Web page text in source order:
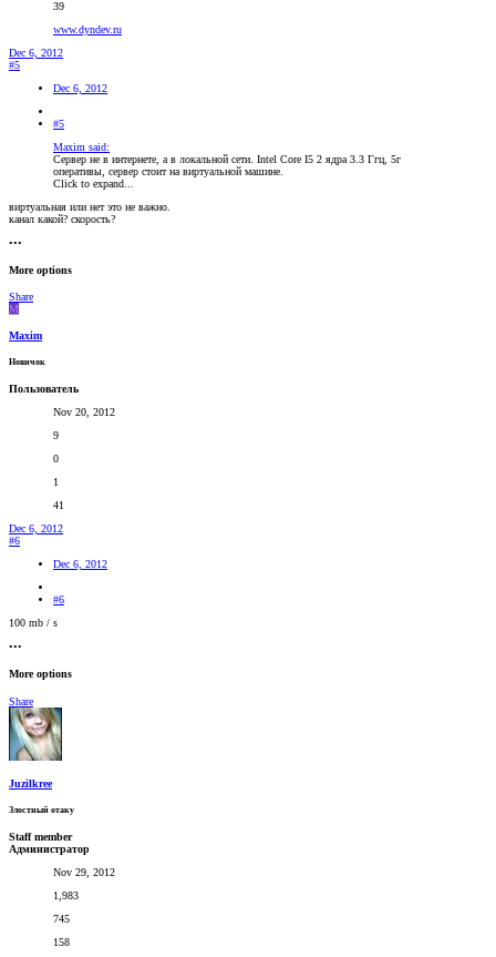
39
www.dyndev.ru
Dec 6, 2012
#5
Dec 6, 2012
#5
Maxim said:
Сервер не в интернете, а в локальной сети. Intel Core I5 2 ядра 3.3 Ггц, 5г
оперативы, сервер стоит на виртуальной машине.
Click to expand...
виртуальная или нет это не важно.
канал какой? скорость?
•••
More options
Share
M
Maxim
Новичок
Пользователь
Nov 20, 2012
9
0
1
41
Dec 6, 2012
#6
Dec 6, 2012
#6
100 mb / s
•••
More options
Share
Juzilkree
Злостный отаку
Staff member
Администратор
Nov 29, 2012
1,983
745
158